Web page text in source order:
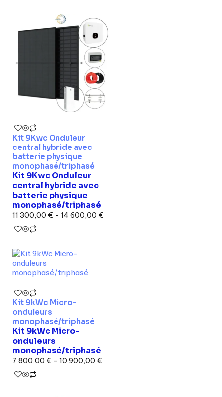
Kit 9Kwc Onduleur
central hybride avec
batterie physique
monophasé/triphasé
Kit 9Kwc Onduleur
central hybride avec
batterie physique
monophasé/triphasé
11 300,00 € – 14 600,00 €
Kit 9kWc Micro-
onduleurs
monophasé/triphasé
Kit 9kWc Micro-
onduleurs
monophasé/triphasé
7 800,00 € – 10 900,00 €